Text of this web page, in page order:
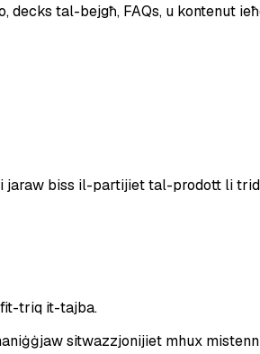
tal-bejgħ, FAQs, u kontenut
jaraw biss il-partijiet tal-prodott li
triq it-tajba.
sitwazzjonijiet mhux